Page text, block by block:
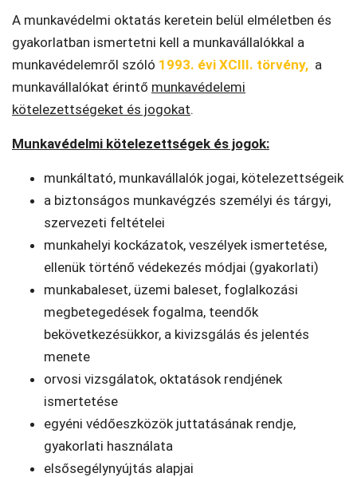
A munkavédelmi oktatás keretein belül elméletben és
gyakorlatban ismertetni kell a munkavállalókkal a
munkavédelemről szóló 1993. évi XCIII. törvény, a
munkavállalókat érintő munkavédelemi
kötelezettségeket és jogokat.
Munkavédelmi kötelezettségek és jogok:
munkáltató, munkavállalók jogai, kötelezettségeik
a biztonságos munkavégzés személyi és tárgyi,
szervezeti feltételei
munkahelyi kockázatok, veszélyek ismertetése,
ellenük történő védekezés módjai (gyakorlati)
munkabaleset, üzemi baleset, foglalkozási
megbetegedések fogalma, teendők
bekövetkezésükkor, a kivizsgálás és jelentés
menete
orvosi vizsgálatok, oktatások rendjének
ismertetése
egyéni védőeszközök juttatásának rendje,
gyakorlati használata
elsősegélynyújtás alapjai